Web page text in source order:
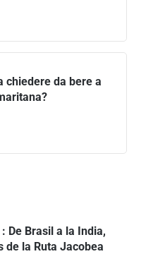
chiedere da bere a
: De Brasil a la India,
de la Ruta Jacobea